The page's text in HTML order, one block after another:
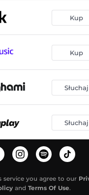
Kup
Kup
Słuchaj
Słuchaj
service you agree to our
and Terms Of Use.